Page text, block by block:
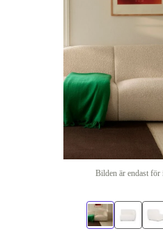
Bilden är endast